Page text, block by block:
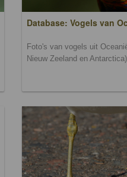
Database: Vogels van
Foto's van vogels uit
Nieuw Zeeland en Antarctica)